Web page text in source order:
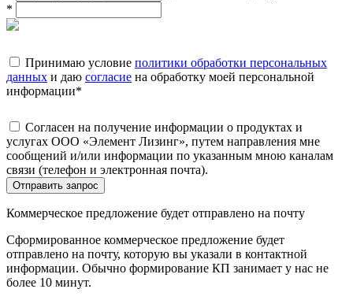
*
Принимаю условие политики обработки персональных
данных и даю согласие на обработку моей персональной
информации*
Согласен на получение информации о продуктах и
услугах ООО «Элемент Лизинг», путем направления мне
сообщений и/или информации по указанным мною каналам
связи (телефон и электронная почта).
Отправить запрос
Коммерческое предложение будет отправлено на почту
Сформированное коммерческое предложение будет
отправлено на почту, которую вы указали в контактной
информации. Обычно формирование КП занимает у нас не
более 10 минут.